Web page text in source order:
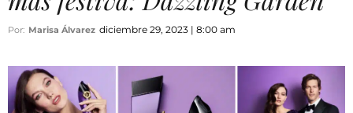
Por: Marisa Álvarez diciembre 29, 2023 | 8:00 am